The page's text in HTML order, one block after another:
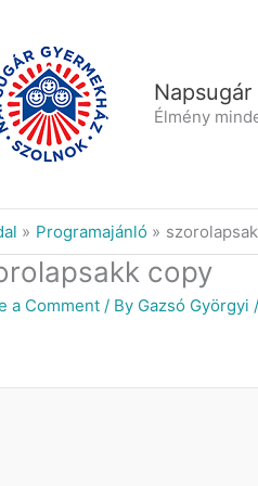
Élmény
Programajánló
copy
a Comment / By Gazsó Györgyi /